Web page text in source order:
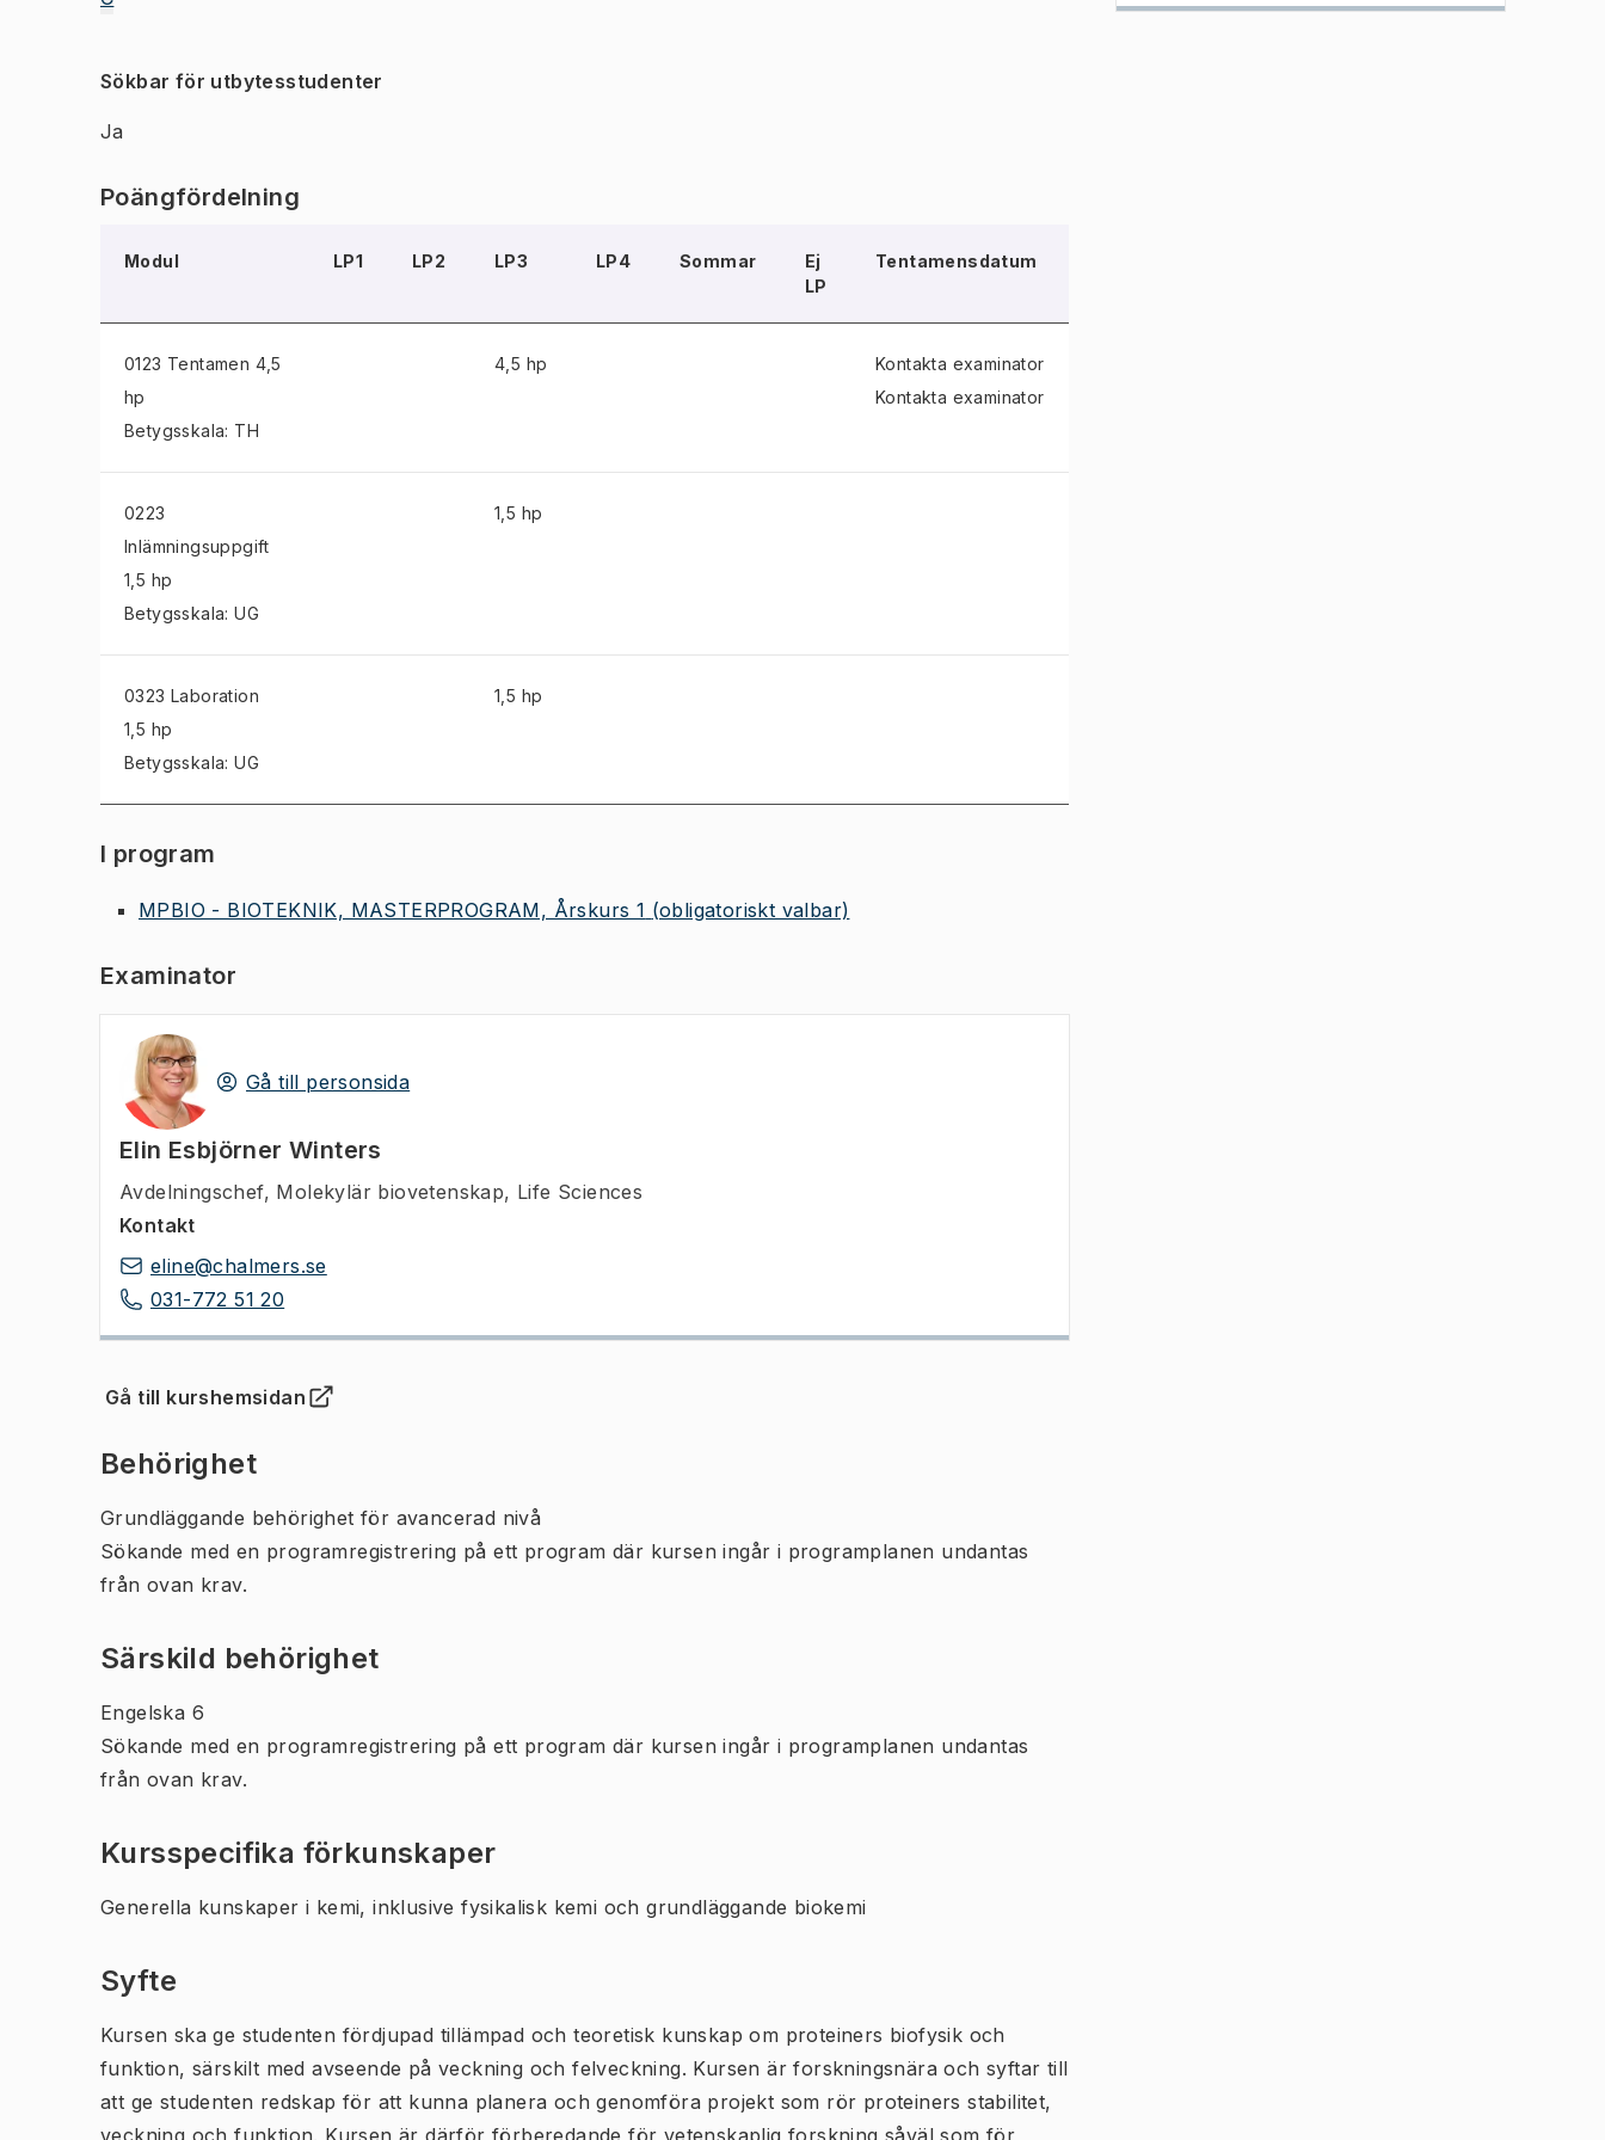
Sökbar för utbytesstudenter
Ja
Poängfördelning
Modul LP1 LP2 LP3 LP4 Sommar
Ej
LP
Tentamensdatum
0123 Tentamen 4,5
hp
Betygsskala: TH
4,5 hp
Kontakta examinator
Kontakta examinator
0223
Inlämningsuppgift
1,5 hp
Betygsskala: UG
1,5 hp
0323 Laboration
1,5 hp
Betygsskala: UG
1,5 hp
I program
MPBIO - BIOTEKNIK, MASTERPROGRAM, Årskurs 1 (obligatoriskt valbar)
Examinator
Gå till personsida
Elin Esbjörner Winters
Avdelningschef, Molekylär biovetenskap, Life Sciences
Kontakt
eline@chalmers.se
031-772 51 20
Gå till kurshemsidan
(Öppnas i ny flik)
Behörighet
Grundläggande behörighet för avancerad nivå
Sökande med en programregistrering på ett program där kursen ingår i programplanen undantas
från ovan krav.
Särskild behörighet
Engelska 6
Sökande med en programregistrering på ett program där kursen ingår i programplanen undantas
från ovan krav.
Kursspecifika förkunskaper
Generella kunskaper i kemi, inklusive fysikalisk kemi och grundläggande biokemi
Syfte
Kursen ska ge studenten fördjupad tillämpad och teoretisk kunskap om proteiners biofysik och
funktion, särskilt med avseende på veckning och felveckning. Kursen är forskningsnära och syftar till
att ge studenten redskap för att kunna planera och genomföra projekt som rör proteiners stabilitet,
veckning och funktion. Kursen är därför förberedande för vetenskaplig forskning såväl som för